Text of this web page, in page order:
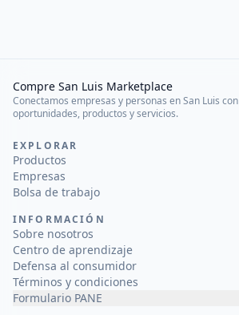
Compre San Luis Marketplace
Conectamos empresas y personas en San Luis con
oportunidades, productos y servicios.
EXPLORAR
Productos
Empresas
Bolsa de trabajo
INFORMACIÓN
Sobre nosotros
Centro de aprendizaje
Defensa al consumidor
Términos y condiciones
Formulario PANE